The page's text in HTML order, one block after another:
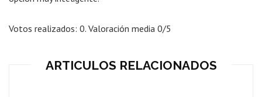
Votos realizados: 0. Valoración media 0/5
ARTICULOS RELACIONADOS